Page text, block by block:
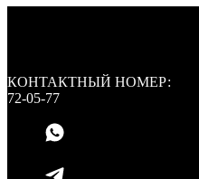
КОНТАКТНЫЙ НОМЕР:
72-05-77